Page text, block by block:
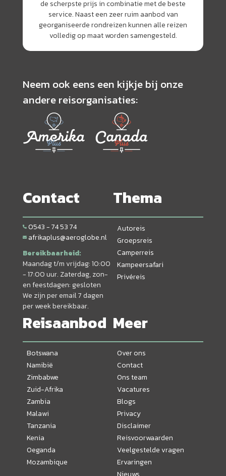
de scherpste prijs in combinatie met de beste
service. Naast een zeer ruim aanbod van
georganiseerde rondreizen kunnen alle reizen
volledig op maat worden samengesteld.
Neem ook eens een kijkje bij onze
andere reisorganisaties:
Contact
0543 - 74 53 74
afrikaplus@aeroglobe.nl
Bereikbaarheid:
Maandag t/m vrijdag: 10:00
- 17:00 uur. Zaterdag, zon-
en feestdagen: gesloten
We zijn per email 7 dagen
per week bereikbaar.
Thema
Autoreis
Groepsreis
Camperreis
Kampeersafari
Privéreis
Reisaanbod
Botswana
Namibië
Zimbabwe
Zuid-Afrika
Zambia
Malawi
Tanzania
Kenia
Oeganda
Mozambique
Meer
Over ons
Contact
Ons team
Vacatures
Blogs
Privacy
Disclaimer
Reisvoorwaarden
Veelgestelde vragen
Ervaringen